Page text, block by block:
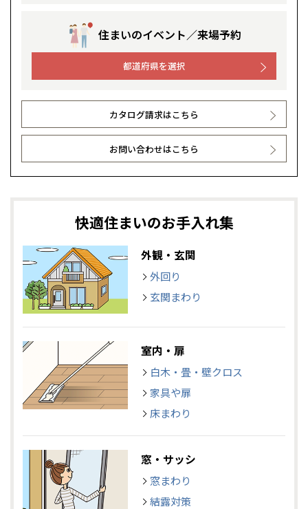
住まいのイベント／来場予約
都道府県を選択
カタログ請求はこちら
お問い合わせはこちら
快適住まいのお手入れ集
外観・玄関
外回り
玄関まわり
室内・扉
白木・畳・壁クロス
家具や扉
床まわり
窓・サッシ
窓まわり
結露対策